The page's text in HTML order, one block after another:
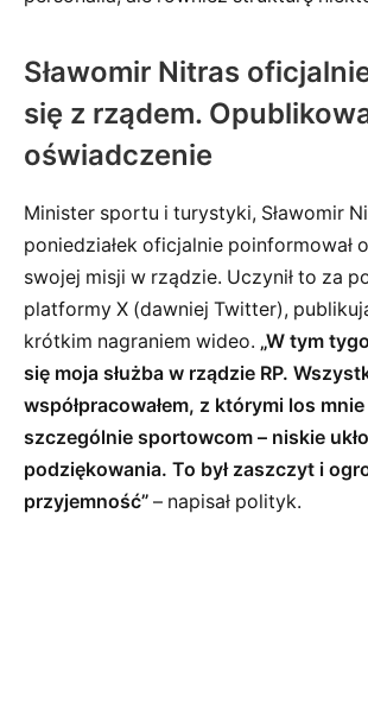
Sławomir Nitras
się z rządem.
oświadczenie
Minister sportu i turystyki, Sławomir
poniedziałek oficjalnie poinformował
swojej misji w rządzie. Uczynił to za
platformy X (dawniej Twitter),
krótkim nagraniem wideo. „W tym
się moja służba w rządzie RP.
współpracowałem, z którymi los mnie
szczególnie sportowcom – niskie
podziękowania. To był zaszczyt i
przyjemność” – napisał polityk.